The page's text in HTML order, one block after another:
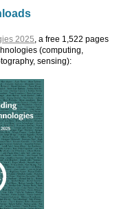
2025 , a free 1,522 pages
(computing,
sensing):